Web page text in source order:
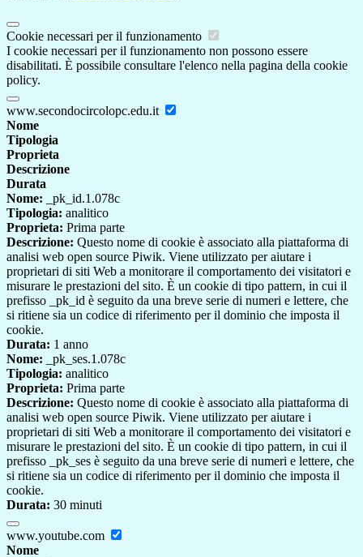
Cookie necessari per il funzionamento
I cookie necessari per il funzionamento non possono essere
disabilitati. È possibile consultare l'elenco nella pagina della cookie
policy.
www.secondocircolopc.edu.it
Nome
Tipologia
Proprieta
Descrizione
Durata
Nome: _pk_id.1.078c
Tipologia: analitico
Proprieta: Prima parte
Descrizione: Questo nome di cookie è associato alla piattaforma di
analisi web open source Piwik. Viene utilizzato per aiutare i
proprietari di siti Web a monitorare il comportamento dei visitatori e
misurare le prestazioni del sito. È un cookie di tipo pattern, in cui il
prefisso _pk_id è seguito da una breve serie di numeri e lettere, che
si ritiene sia un codice di riferimento per il dominio che imposta il
cookie.
Durata: 1 anno
Nome: _pk_ses.1.078c
Tipologia: analitico
Proprieta: Prima parte
Descrizione: Questo nome di cookie è associato alla piattaforma di
analisi web open source Piwik. Viene utilizzato per aiutare i
proprietari di siti Web a monitorare il comportamento dei visitatori e
misurare le prestazioni del sito. È un cookie di tipo pattern, in cui il
prefisso _pk_ses è seguito da una breve serie di numeri e lettere, che
si ritiene sia un codice di riferimento per il dominio che imposta il
cookie.
Durata: 30 minuti
www.youtube.com
Nome